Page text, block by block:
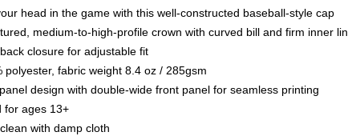
head in the game with this well-constructed baseball-style cap
medium-to-high-profile crown with curved bill and firm inner
closure for adjustable fit
polyester, fabric weight 8.4 oz / 285gsm
design with double-wide front panel for seamless printing
for ages 13+
with damp cloth